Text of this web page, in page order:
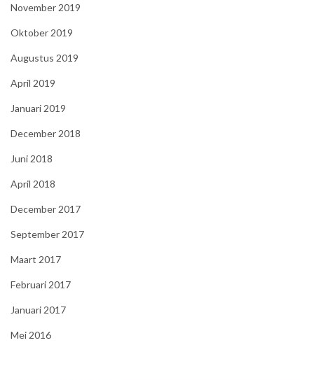
November 2019
Oktober 2019
Augustus 2019
April 2019
Januari 2019
December 2018
Juni 2018
April 2018
December 2017
September 2017
Maart 2017
Februari 2017
Januari 2017
Mei 2016